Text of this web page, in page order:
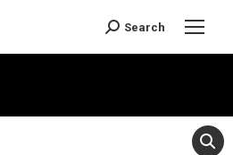
Search